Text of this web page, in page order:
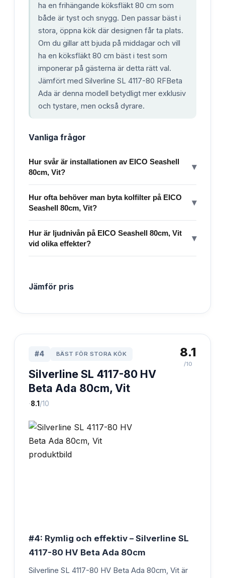
ha en frihängande köksfläkt 80 cm som
både är tyst och snygg. Den passar bäst i
stora, öppna kök där designen får ta plats.
Om du gillar att bjuda på middagar och vill
ha en köksfläkt 80 cm bäst i test som
imponerar på gästerna är detta rätt val.
Jämfört med Silverline SL 4117-80 RFBeta
Ada är denna modell betydligt mer exklusiv
och tystare, men också dyrare.
Vanliga frågor
Hur svår är installationen av EICO Seashell
80cm, Vit?
▾
Hur ofta behöver man byta kolfilter på EICO
Seashell 80cm, Vit?
▾
Hur är ljudnivån på EICO Seashell 80cm, Vit
vid olika effekter?
▾
Jämför pris
#4 BÄST FÖR STORA KÖK
Silverline SL 4117-80 HV
Beta Ada 80cm, Vit
·8.1 /10
8.1
/10
#4: Rymlig och effektiv – Silverline SL
4117-80 HV Beta Ada 80cm
Silverline SL 4117-80 HV Beta Ada 80cm, Vit är